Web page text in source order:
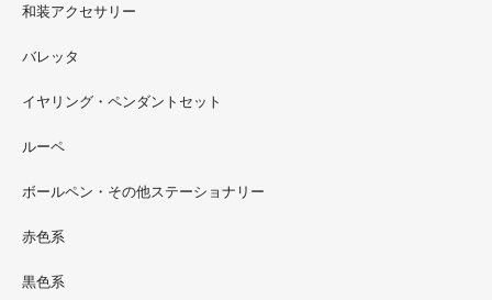
ただ今 東武百貨店船橋店に出展中です。9月20日まで4階
イベントスペースにいます。お近くの方はぜひお越しくだ
螺鈿ソフビでお世話になっているT-BASE銀座ギャラリー
さんの渋谷パルコでの展示イベントに、アートソフビ『匠
シリーズ』紅里工房螺鈿装飾も展示されています。アクセ
サリーとはまた違った美しさがあると思うのでぜひご覧く
和装アクセサリー
バレッタ
イヤリング・ペンダントセット
ルーペ
ボールペン・その他ステーショナリー
赤色系
黒色系